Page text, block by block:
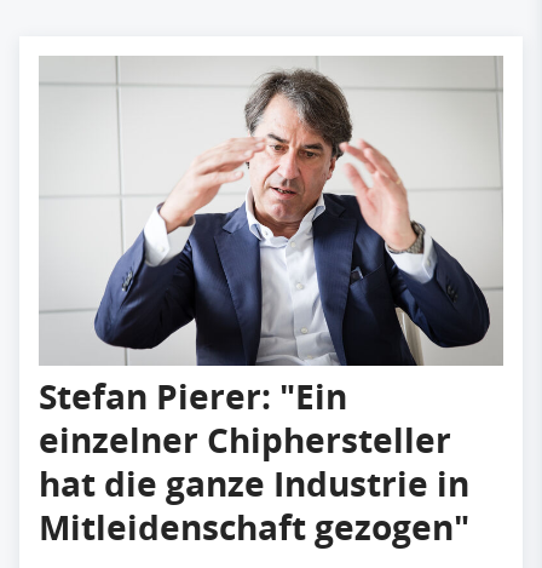
Stefan Pierer: "Ein
einzelner Chiphersteller
hat die ganze Industrie in
Mitleidenschaft gezogen"